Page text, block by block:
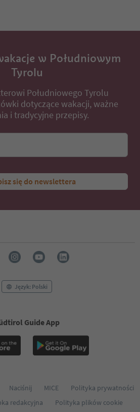
w Południowym
Tyrolu
Południowego Tyrolu
dotyczące wakacji, ważne
i tradycyjne przepisy.
się do newslettera
Język: Polski
Guide App
Naciśnij MICE
Polityka prywatności
redakcyjna
Polityka plików cookie